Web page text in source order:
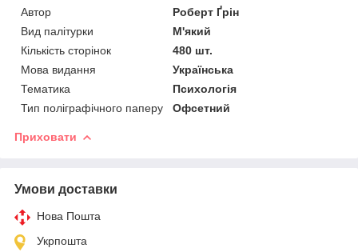
Автор
Роберт Ґрін
Вид палітурки
М'який
Кількість сторінок
480 шт.
Мова видання
Українська
Тематика
Психологія
Тип поліграфічного паперу
Офсетний
Приховати
Умови доставки
Нова Пошта
Укрпошта